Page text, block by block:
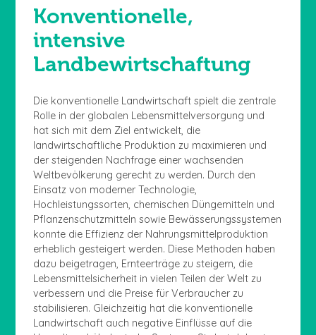
Konventionelle,
intensive
Landbewirtschaftung
Die konventionelle Landwirtschaft spielt die zentrale
Rolle in der globalen Lebensmittelversorgung und
hat sich mit dem Ziel entwickelt, die
landwirtschaftliche Produktion zu maximieren und
der steigenden Nachfrage einer wachsenden
Weltbevölkerung gerecht zu werden. Durch den
Einsatz von moderner Technologie,
Hochleistungssorten, chemischen Düngemitteln und
Pflanzenschutzmitteln sowie Bewässerungssystemen
konnte die Effizienz der Nahrungsmittelproduktion
erheblich gesteigert werden. Diese Methoden haben
dazu beigetragen, Ernteerträge zu steigern, die
Lebensmittelsicherheit in vielen Teilen der Welt zu
verbessern und die Preise für Verbraucher zu
stabilisieren. Gleichzeitig hat die konventionelle
Landwirtschaft auch negative Einflüsse auf die